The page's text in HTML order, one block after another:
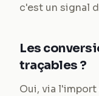
c'est un signal
Les
traçables ?
Oui, via